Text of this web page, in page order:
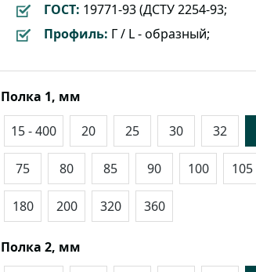
ГОСТ: 19771-93 (ДСТУ 2254-93;
Профиль: Г / L - образный;
Полка 1, мм
15 - 400
20 25 30 32
75 80 85 90 100 105
180 200 320 360
Полка 2, мм